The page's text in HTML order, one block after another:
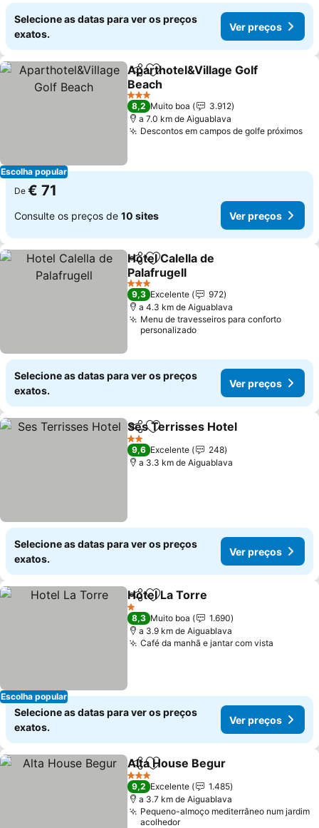
Selecione as datas para ver os preços
exatos.
Ver preços
Escolha popular
PartilharAdicionar aos favoritos
Aparthotel&Village Golf
Beach
Ver preços
3 Estrelas
8,2 Muito boa
3.912
a 7.0 km de Aiguablava
Descontos em campos de golfe próximos
De € 71
Consulte os preços de 10 sites Ver preços
PartilharAdicionar aos favoritos
Hotel Calella de
Palafrugell
Ver preços
3 Estrelas
9,3 Excelente
972
a 4.3 km de Aiguablava
Menu de travesseiros para conforto
personalizado
Selecione as datas para ver os preços
exatos.
Ver preços
PartilharAdicionar aos favoritos
Ses Terrisses Hotel
2 Estrelas
9,6 Excelente
248
a 3.3 km de Aiguablava
Selecione as datas para ver os preços
exatos.
Ver preços
Escolha popular
PartilharAdicionar aos favoritos
Hotel La Torre
1 Estrelas
8,3 Muito boa
1.690
a 3.9 km de Aiguablava
Café da manhã e jantar com vista
Selecione as datas para ver os preços
exatos.
Ver preços
PartilharAdicionar aos favoritos
Alta House Begur
3 Estrelas
9,2 Excelente
1.485
a 3.7 km de Aiguablava
Pequeno-almoço mediterrâneo num jardim
acolhedor